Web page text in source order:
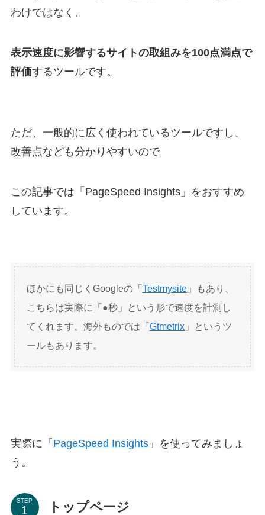
わけではなく、
表示速度に影響するサイトの取組みを100点満点で
評価するツールです。
ただ、一般的に広く使われているツールですし、
改善点なども分かりやすいので
この記事では「PageSpeed Insights」をおすすめ
しています。
ほかにも同じくGoogleの「Testmysite」もあり、
こちらは実際に「●秒」という形で速度を計測し
てくれます。海外ものでは「Gtmetrix」というツ
ールもあります。
実際に「 PageSpeed Insights」を使ってみましょ
う。
STEP トップページ